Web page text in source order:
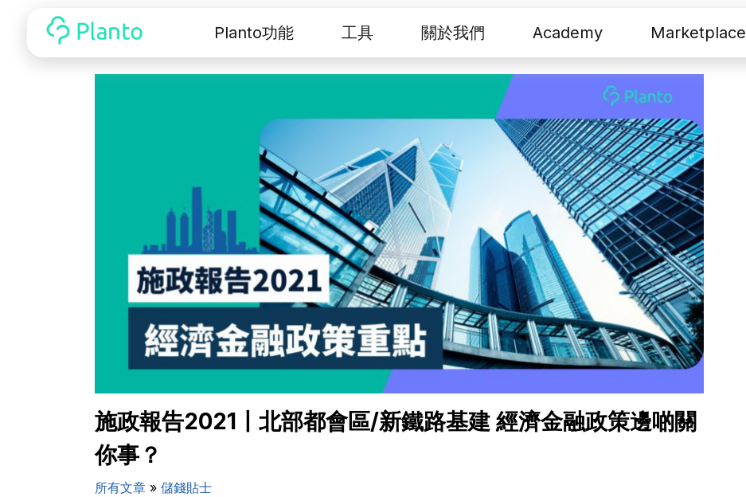
Planto功能 工具 關於我們 Academy Marketplace
施政報告2021〡北部都會區/新鐵路基建 經濟金融政策邊啲關
你事？
所有文章» 儲錢貼士